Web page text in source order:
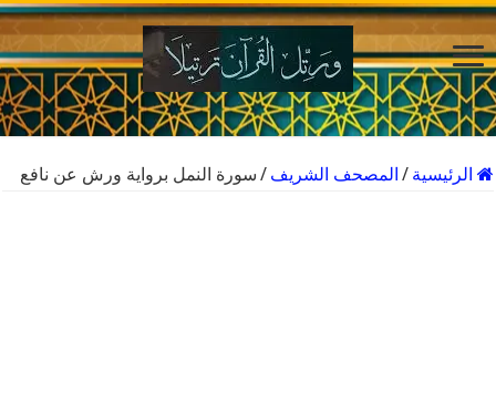
الرئيسية / المصحف الشريف / سورة النمل برواية ورش عن نافع